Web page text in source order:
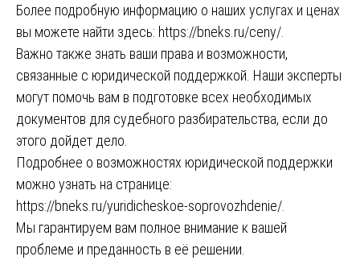
Более подробную информацию о наших услугах и ценах
вы можете найти здесь: https://bneks.ru/ceny/
Важно также знать ваши права и возможности,
связанные с юридической поддержкой. Наши эксперты
могут помочь вам в подготовке всех необходимых
документов для судебного разбирательства, если до
этого дойдет дело.
Подробнее о возможностях юридической поддержки
можно узнать на странице:
https://bneks.ru/yuridicheskoe-soprovozhdenie/
Мы гарантируем вам полное внимание к вашей
проблеме и преданность в её решении.